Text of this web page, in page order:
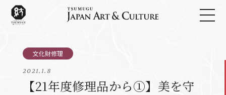
2021.1.8
【21年度修理品から①】美を守